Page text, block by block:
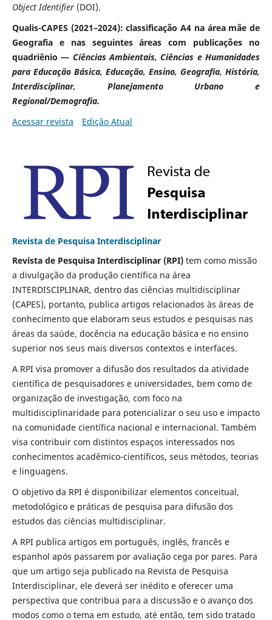
Object Identifier(DOI).
Qualis-CAPES (2021–2024): classificação A4 na área mãe de
Geografia e nas seguintes áreas com publicações no
quadriênio — Ciências Ambientais, Ciências e Humanidades
para Educação Básica, Educação, Ensino, Geografia, História,
Interdisciplinar, Planejamento Urbano e
Regional/Demografia.
Acessar revista
Edição Atual
Revista de Pesquisa Interdisciplinar
Revista de Pesquisa Interdisciplinar (RPI)tem como missão
a divulgação da produção científica na área
INTERDISCIPLINAR, dentro das ciências multidisciplinar
(CAPES), portanto, publica artigos relacionados às áreas de
conhecimento que elaboram seus estudos e pesquisas nas
áreas da saúde, docência na educação básica e no ensino
superior nos seus mais diversos contextos e interfaces.
A RPI visa promover a difusão dos resultados da atividade
científica de pesquisadores e universidades, bem como de
organização de investigação, com foco na
multidisciplinaridade para potencializar o seu uso e impacto
na comunidade científica nacional e internacional. Também
visa contribuir com distintos espaços interessados nos
conhecimentos acadêmico-científicos, seus métodos, teorias
e linguagens.
O objetivo da RPI é disponibilizar elementos conceitual,
metodológico e práticas de pesquisa para difusão dos
estudos das ciências multidisciplinar.
A RPI publica artigos em português, inglês, francês e
espanhol após passarem por avaliação cega por pares. Para
que um artigo seja publicado na Revista de Pesquisa
Interdisciplinar, ele deverá ser inédito e oferecer uma
perspectiva que contribua para a discussão e o avanço dos
modos como o tema em estudo, até então, tem sido tratado